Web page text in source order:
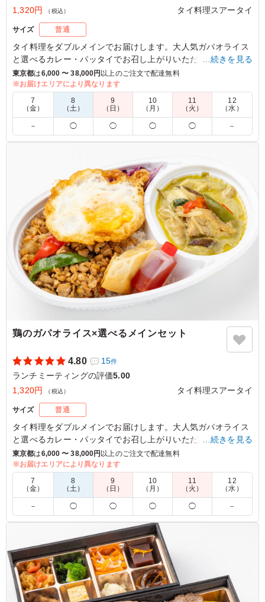
1,320円 （税込） タイ料理スアータイ
サイズ 普通
タイ料理をダブルメインでお届けします。大人気ガパオライス
と選べるカレー・パッタイでお召し上がりいただけます。ロケ
現場で嬉しいボリュームたっぷりのお弁当です。
※選べるメインは「ご飯の種類」プルダウンより選択くださ
い。
※辛さは下記のプルダウンにてお選びください。
カオマンガイも人気メニューでした。代表的なメニューで
はずれがないですし、セットはレッドカレーにしましたが
全く辛くないカレーで安心しました。想像していたカレー
というより？なんだろう、おいしい不思議な何かを食べた
という感想です。
ご利用シーン：会議・セミナー›ランチミーティング
東京都文京区白山2026/05/01
…続きを見る
東京都は6,000 〜 38,000円以上のご注文で配達無料
※お届けエリアにより異なります
7
（金）
8
（土）
9
（日）
10
（月）
11
（火）
12
（水）
－ ◯ ◯ ◯ ◯ －
鶏のガパオライス×選べるメインセット
4.80 15件
ランチミーティングの評価5.00
1,320円
（税込） タイ料理スアータイ
サイズ 普通
タイ料理をダブルメインでお届けします。大人気ガパオライス
と選べるカレー・パッタイでお召し上がりいただけます。ロケ
現場で嬉しいボリュームたっぷりのお弁当です。
※選べるメインは「ご飯の種類」プルダウンより選択くださ
い。
※辛さは下記のプルダウンにてお選びください。
東亜建設工業労働組合
カレーもガパオライスも両方ともおいしかったです。フラ
イドエッグも入っていて満足のお弁当でした。カレーはマ
イルドで本格的なお店で実際食べているような味でした。
また注文したいです。
…続きを見る
東京都は6,000 〜 38,000円 以上のご注文で配達無料
※お届けエリアにより異なります
7
（金）
8
（土）
9
（日）
10
（月）
11
（火）
12
（水）
－ ◯ ◯ ◯ ◯ －